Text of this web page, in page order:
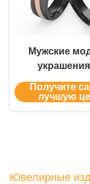
Мужские
черной
нержавеющей
Получите
лучшую
Ювелирные